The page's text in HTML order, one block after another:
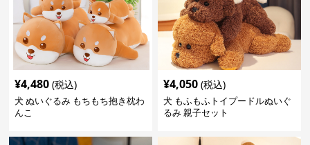
¥4,480 (税込)
犬 ぬいぐるみ もちもち抱き枕わ
んこ
¥4,050 (税込)
犬 もふもふトイプードルぬいぐ
るみ 親子セット